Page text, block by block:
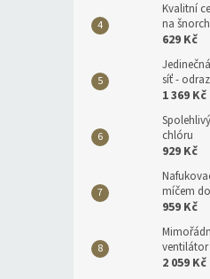
Kvalitní
na
629 Kč
síť -
1 369 Kč
chlóru
929 Kč
míčem
959 Kč
ventilátor
2 059 Kč